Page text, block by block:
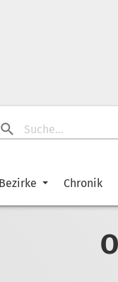
Bezirke Chronik